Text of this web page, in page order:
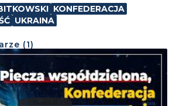
KONFEDERACJA
UKRAINA
(1)